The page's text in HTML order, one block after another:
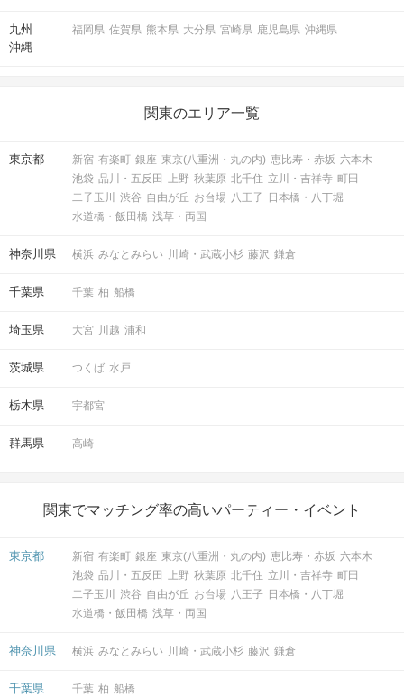
九州
沖縄
福岡県 佐賀県 熊本県 大分県 宮崎県 鹿児島県 沖縄県
関東のエリア一覧
東京都 新宿 有楽町 銀座 東京(八重洲・丸の内) 恵比寿・赤坂 六本木
池袋 品川・五反田 上野 秋葉原 北千住 立川・吉祥寺 町田
二子玉川
渋谷 自由が丘 お台場 八王子 日本橋・八丁堀
水道橋・飯田橋 浅草・両国
神奈川県 横浜 みなとみらい 川崎・武蔵小杉 藤沢 鎌倉
千葉県 千葉 柏 船橋
埼玉県 大宮 川越 浦和
茨城県 つくば 水戸
栃木県 宇都宮
群馬県 高崎
関東でマッチング率の高いパーティー・イベント
東京都 新宿 有楽町 銀座 東京(八重洲・丸の内) 恵比寿・赤坂 六本木
池袋 品川・五反田 上野 秋葉原 北千住 立川・吉祥寺 町田
二子玉川
渋谷 自由が丘 お台場 八王子 日本橋・八丁堀
水道橋・飯田橋 浅草・両国
神奈川県 横浜 みなとみらい 川崎・武蔵小杉 藤沢 鎌倉
千葉県 千葉 柏 船橋